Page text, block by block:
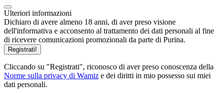
Ulteriori informazioni
Dichiaro di avere almeno 18 anni, di aver preso visione
dell'informativa e acconsento al trattamento dei dati personali al fine
di ricevere comunicazioni promozionali da parte di Purina.
Registrati!
Cliccando su "Registrati", riconosco di aver preso conoscenza della
Norme sulla privacy di Wamiz e dei diritti in mio possesso sui miei
dati personali.